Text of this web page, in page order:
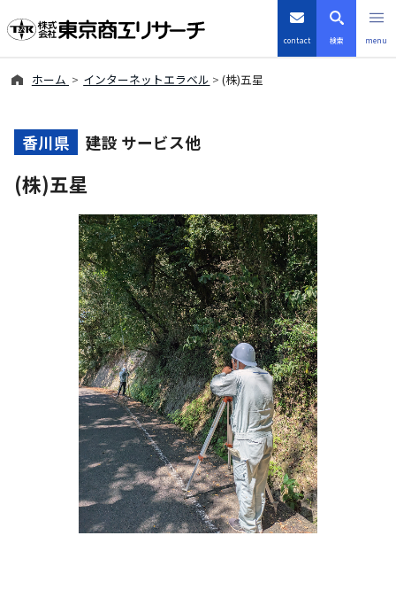
contact 検索 menu
TSRデータインサイト
優良企業サイト
会社案内
商品・サービス
導入事例
採用情報
よくあるご質問
English
ホーム インターネットエラベル (株)五星
香川県 建設 サービス他
(株)五星